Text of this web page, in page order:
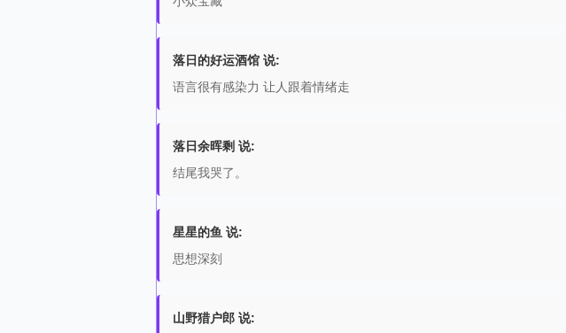
落日的好运酒馆 说:
语言很有感染力 让人跟着情绪走
落日余晖剩 说:
结尾我哭了。
星星的鱼 说:
思想深刻
山野猎户郎 说: